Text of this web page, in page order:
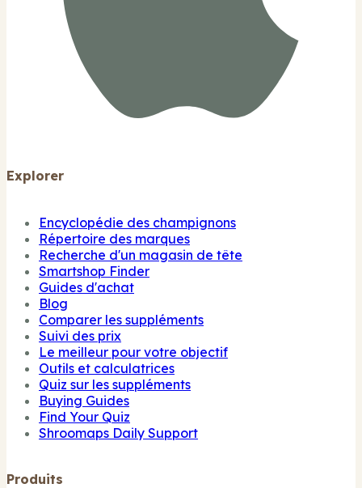
Explorer
Encyclopédie des champignons
Répertoire des marques
Recherche d'un magasin de tête
Smartshop Finder
Guides d'achat
Blog
Comparer les suppléments
Suivi des prix
Le meilleur pour votre objectif
Outils et calculatrices
Quiz sur les suppléments
Buying Guides
Find Your Quiz
Shroomaps Daily Support
Produits